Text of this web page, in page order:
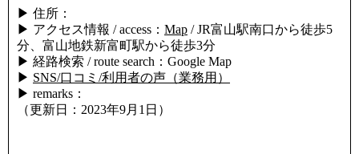
▶ 住所：
▶ アクセス情報 / access： Map / JR富山駅南口から徒歩5
分、富山地鉄新富町駅から徒歩3分
▶ 経路検索 / route search：Google Map
▶ SNS/口コミ/利用者の声（業務用）
▶ remarks：
（更新日：2023年9月1日）